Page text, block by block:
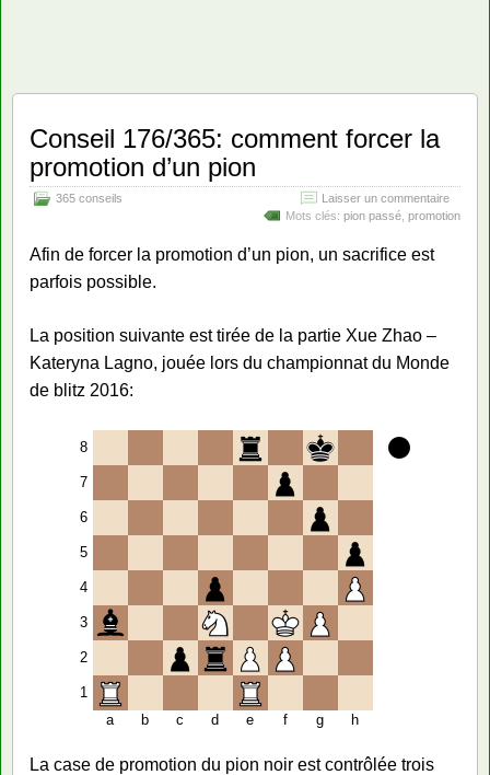
Conseil 176/365: comment forcer la
promotion d’un pion
365 conseils
Laisser un commentaire
Mots clés: pion passé promotion
Afin de forcer la promotion d’un pion, un sacrifice est
parfois possible.
La position suivante est tirée de la partie Xue Zhao –
Kateryna Lagno, jouée lors du championnat du Monde
de blitz 2016:
8
7
6
5
4
3
2
1
a
b c d e f g h
La case de promotion du pion noir est contrôlée trois